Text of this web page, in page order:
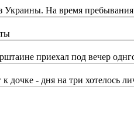
На время пребывания
приехал под вечер
- дня на три хотелось